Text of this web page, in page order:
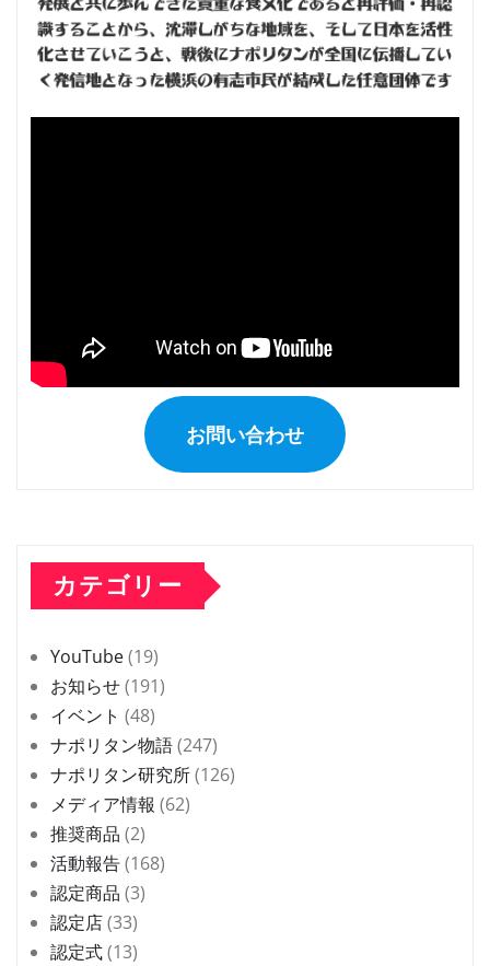
お問い合わせ
カテゴリー
YouTube(19)
お知らせ(191)
イベント (48)
ナポリタン物語(247)
ナポリタン研究所(126)
メディア情報 (62)
推奨商品 (2)
活動報告(168)
認定商品 (3)
認定店(33)
認定式(13)